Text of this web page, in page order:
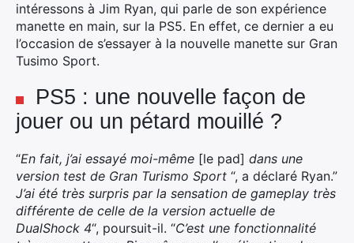
intéressons à Jim Ryan, qui parle de son expérience
manette en main, sur la PS5. En effet, ce dernier a eu
l’occasion de s’essayer à la nouvelle manette sur Gran
Tusimo Sport.
PS5 : une nouvelle façon de
jouer ou un pétard mouillé ?
“En fait, j’ai essayé moi-même [le pad] dans une
version test de Gran Turismo Sport “, a déclaré Ryan.”
J’ai été très surpris par la sensation de gameplay très
différente de celle de la version actuelle de
DualShock 4“, poursuit-il. “C’est une fonctionnalité